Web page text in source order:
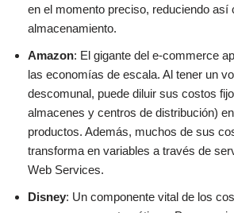
en el momento preciso, reduciendo así
almacenamiento.
Amazon: El gigante del e-commerce
las economías de escala. Al tener un
descomunal, puede diluir sus costos
almacenes y centros de distribución)
productos. Además, muchos de sus
transforma en variables a través de
Web Services.
Disney: Un componente vital de los